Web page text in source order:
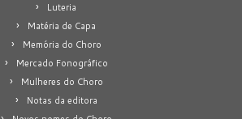
Luteria
Matéria de Capa
Memória do Choro
Mercado Fonográfico
Mulheres do Choro
Notas da editora